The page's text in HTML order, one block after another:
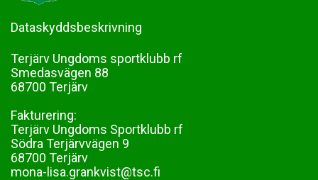
Dataskyddsbeskrivning
Terjärv Ungdoms sportklubb rf
Smedasvägen 88
68700 Terjärv
Fakturering:
Terjärv Ungdoms Sportklubb rf
Södra Terjärvvägen 9
68700 Terjärv
mona-lisa.grankvist@tsc.fi